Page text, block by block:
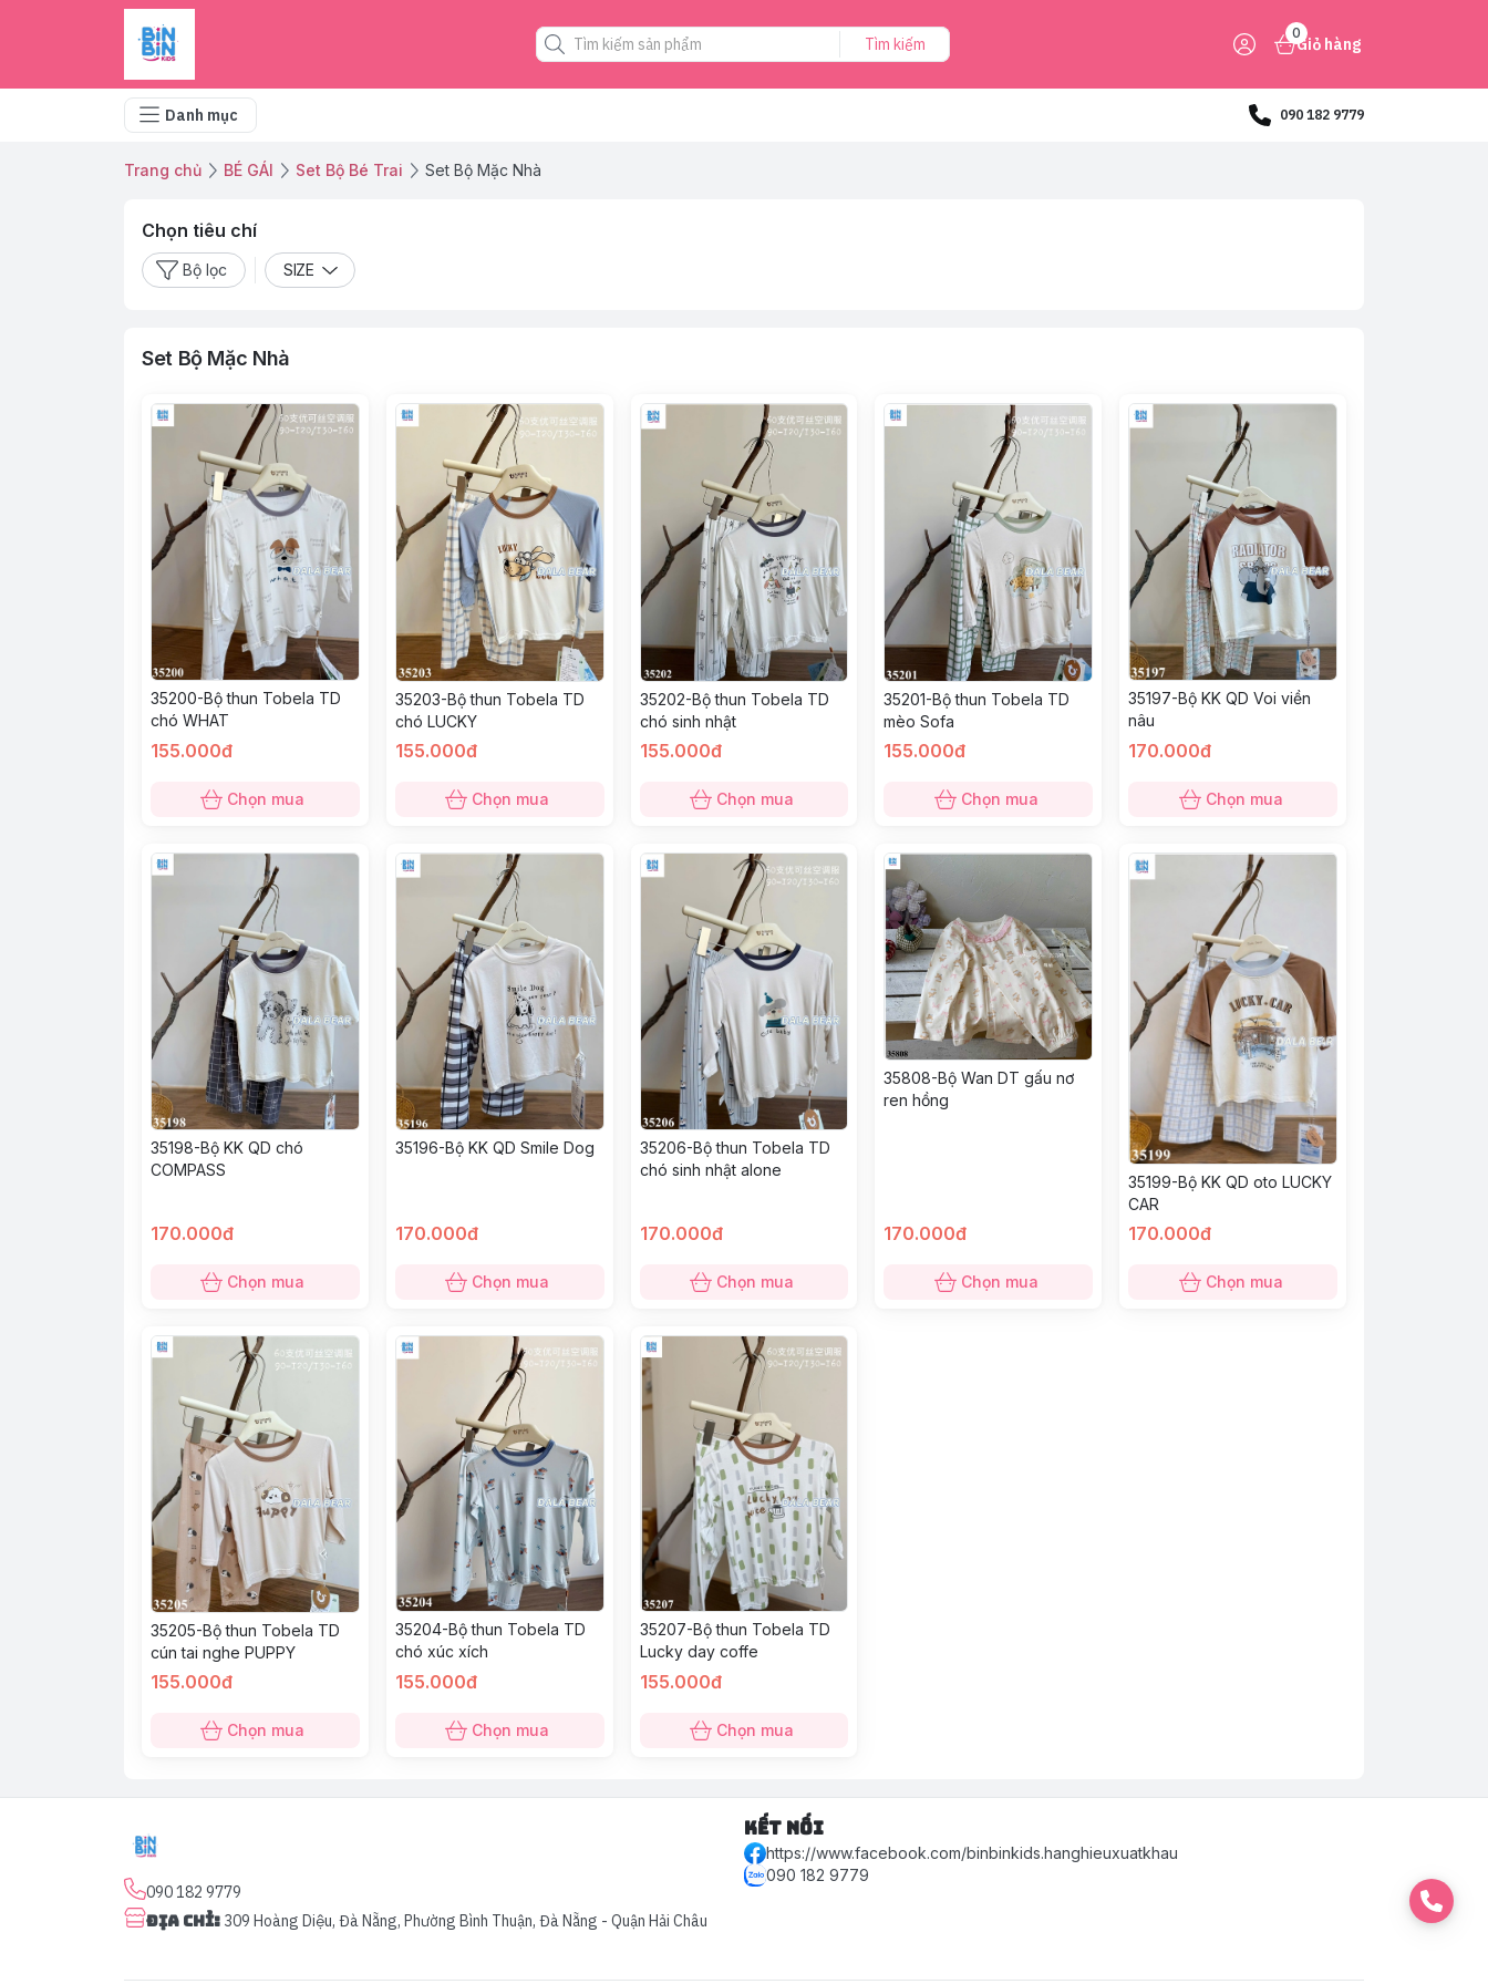
Tìm kiếm
0
Giỏ hàng
Danh mục 090 182 9779
Trang chủ BÉ GÁI Set Bộ Bé Trai Set Bộ Mặc Nhà
Chọn tiêu chí
Bộ lọc SIZE
Set Bộ Mặc Nhà
35200-Bộ thun Tobela TD
chó WHAT
155.000đ
Chọn mua
35203-Bộ thun Tobela TD
chó LUCKY
155.000đ
Chọn mua
35202-Bộ thun Tobela TD
chó sinh nhật
155.000đ
Chọn mua
35201-Bộ thun Tobela TD
mèo Sofa
155.000đ
Chọn mua
35197-Bộ KK QD Voi viền
nâu
170.000đ
Chọn mua
35198-Bộ KK QD chó
COMPASS
170.000đ
Chọn mua
35196-Bộ KK QD Smile Dog
170.000đ
Chọn mua
35206-Bộ thun Tobela TD
chó sinh nhật alone
170.000đ
Chọn mua
35808-Bộ Wan DT gấu nơ
ren hồng
170.000đ
Chọn mua
35199-Bộ KK QD oto LUCKY
CAR
170.000đ
Chọn mua
35205-Bộ thun Tobela TD
cún tai nghe PUPPY
155.000đ
Chọn mua
35204-Bộ thun Tobela TD
chó xúc xích
155.000đ
Chọn mua
35207-Bộ thun Tobela TD
Lucky day coffe
155.000đ
Chọn mua
090 182 9779
Địa chỉ: 309 Hoàng Diệu, Đà Nẵng, Phường Bình Thuận, Đà Nẵng - Quận Hải Châu
Kết nối
https://www.facebook.com/binbinkids.hanghieuxuatkhau
090 182 9779